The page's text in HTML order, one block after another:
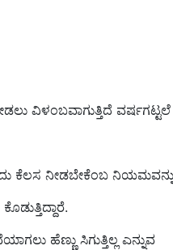
ಕೆಲಸ ನೀಡಬೇಕೆಂಬ ನಿಯಮವನ್ನು
ಹೆಣ್ಣು ಸಿಗುತ್ತಿಲ್ಲ ಎನ್ನುವ